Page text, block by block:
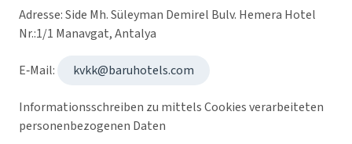
Adresse: Side Mh. Süleyman Demirel Bulv. Hemera Hotel
Nr.:1/1 Manavgat, Antalya
E‑Mail: kvkk@baruhotels.com
Informationsschreiben zu mittels Cookies verarbeiteten
personenbezogenen Daten